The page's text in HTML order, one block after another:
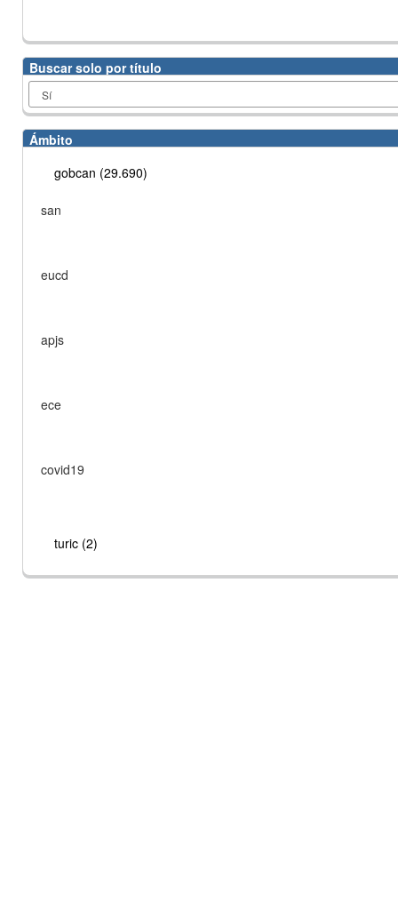
Buscar solo por título
Ámbito
gobcan (29.690)
san
eucd
apjs
ece
covid19
turic (2)